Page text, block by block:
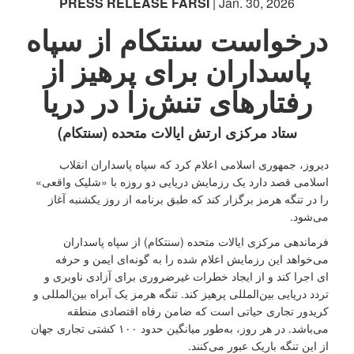
درخواست سنتکام از سپاه
پاسداران برای پرهیز از
رفتارهای تنش‌زا در دریا
ستاد مرکزی ارتش ایالات متحده (سنتکام)
دیروز، جمهوری اسلامی اعلام کرد که سپاه پاسداران انقلاب
اسلامی قصد دارد یک رزمایش دریایی دو روزه با «شلیک واقعی»
را در تنگه هرمز برگزار کند که طبق برنامه از روز یکشنبه آغاز
می‌شود.
فرماندهی مرکزی ایالات متحده (سنتکام) از سپاه پاسداران
می‌خواهد این رزمایش اعلام ‌شده را به ‌گونه‌ای ایمن و حرفه
‌ای اجرا کند و از ایجاد خطرات غیرضروری برای آزادی ناوبری و
تردد دریایی بین‌المللی پرهیز کند. تنگه هرمز یک آبراه بین‌المللی و
کریدور تجاری حیاتی است که ضامن رفاه اقتصادی منطقه
می‌باشد. در هر روز، به‌طور میانگین حدود ۱۰۰ کشتی تجاری جهان
از این تنگه باریک عبور می‌کنند.